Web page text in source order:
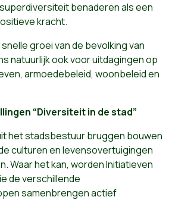
superdiversiteit benaderen als een
kracht.
groei van de bevolking van
natuurlijk ook voor uitdagingen op
armoedebeleid, woonbeleid en
“Diversiteit in de stad”
het stadsbestuur bruggen bouwen
culturen en levensovertuigingen
Waar het kan, worden Initiatieven
de verschillende
samenbrengen actief